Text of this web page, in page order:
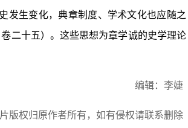
发生变化，典章制度、学术文化也应随之
二十五）。这些思想为章学诚的史学理论
编辑：李婕
版权归原作者所有，如有侵权请联系删除